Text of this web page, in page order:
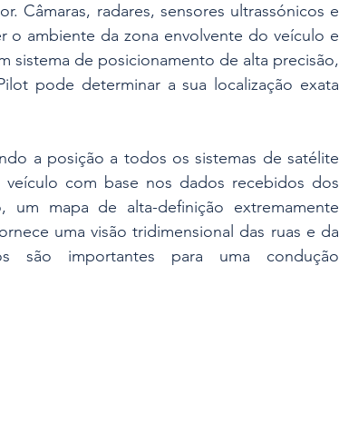
Câmaras, radares, sensores ultrassónicos e
o ambiente da zona envolvente do veículo e
sistema de posicionamento de alta precisão,
pode determinar a sua localização exata
a posição a todos os sistemas de satélite
com base nos dados recebidos dos
um mapa de alta-definição extremamente
uma visão tridimensional das ruas e da
são importantes para uma condução